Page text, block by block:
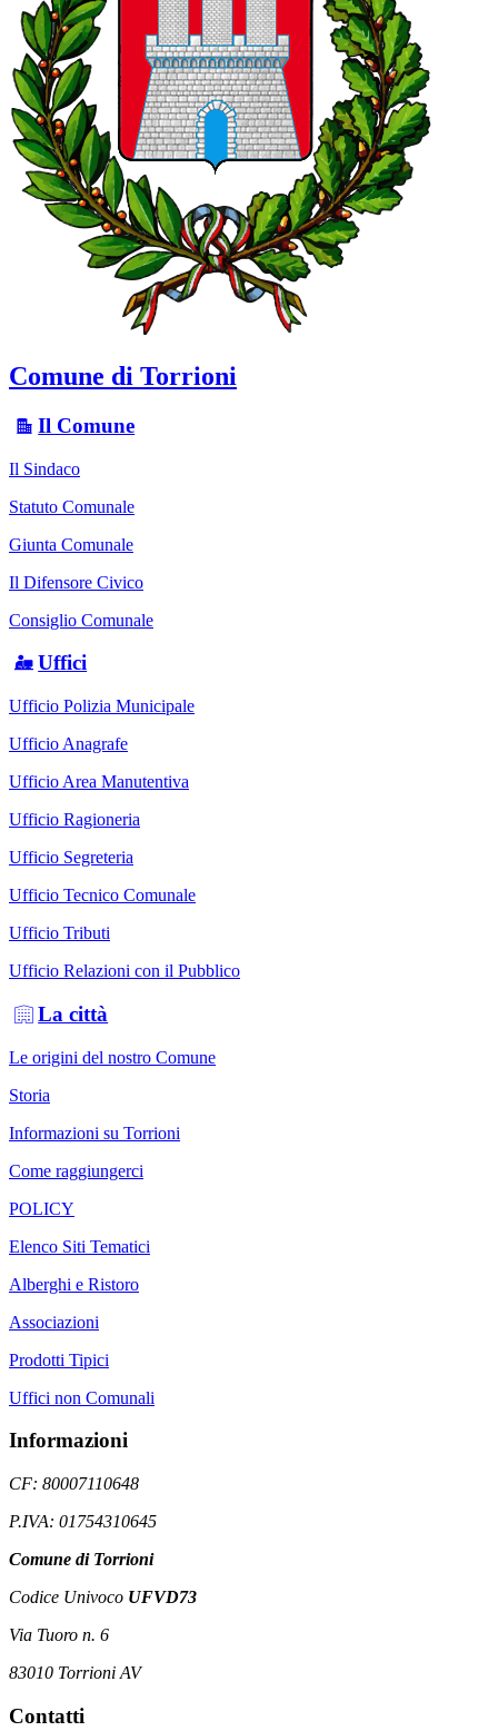
Comune di Torrioni
Il Comune
Il Sindaco
Statuto Comunale
Giunta Comunale
Il Difensore Civico
Consiglio Comunale
Uffici
Ufficio Polizia Municipale
Ufficio Anagrafe
Ufficio Area Manutentiva
Ufficio Ragioneria
Ufficio Segreteria
Ufficio Tecnico Comunale
Ufficio Tributi
Ufficio Relazioni con il Pubblico
La città
Le origini del nostro Comune
Storia
Informazioni su Torrioni
Come raggiungerci
POLICY
Elenco Siti Tematici
Alberghi e Ristoro
Associazioni
Prodotti Tipici
Uffici non Comunali
Informazioni
CF: 80007110648
P.IVA: 01754310645
Comune di Torrioni
Codice Univoco UFVD73
Via Tuoro n. 6
83010 Torrioni AV
Contatti